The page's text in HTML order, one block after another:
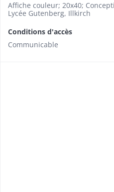
Affiche couleur; 20x40;
Lycée Gutenberg, Illkirch
Conditions d'accès
Communicable